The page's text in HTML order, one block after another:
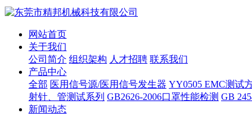
网站首页
关于我们
公司简介 组织架构 人才招聘 联系我们
产品中心
全部 医用信号源/医用信号发生器 YY0505 EMC测试
射针、管测试系列 GB2626-2006口罩性能检测 GB
新闻动态